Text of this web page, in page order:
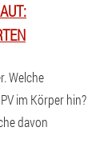
Welche
im Körper hin?
davon